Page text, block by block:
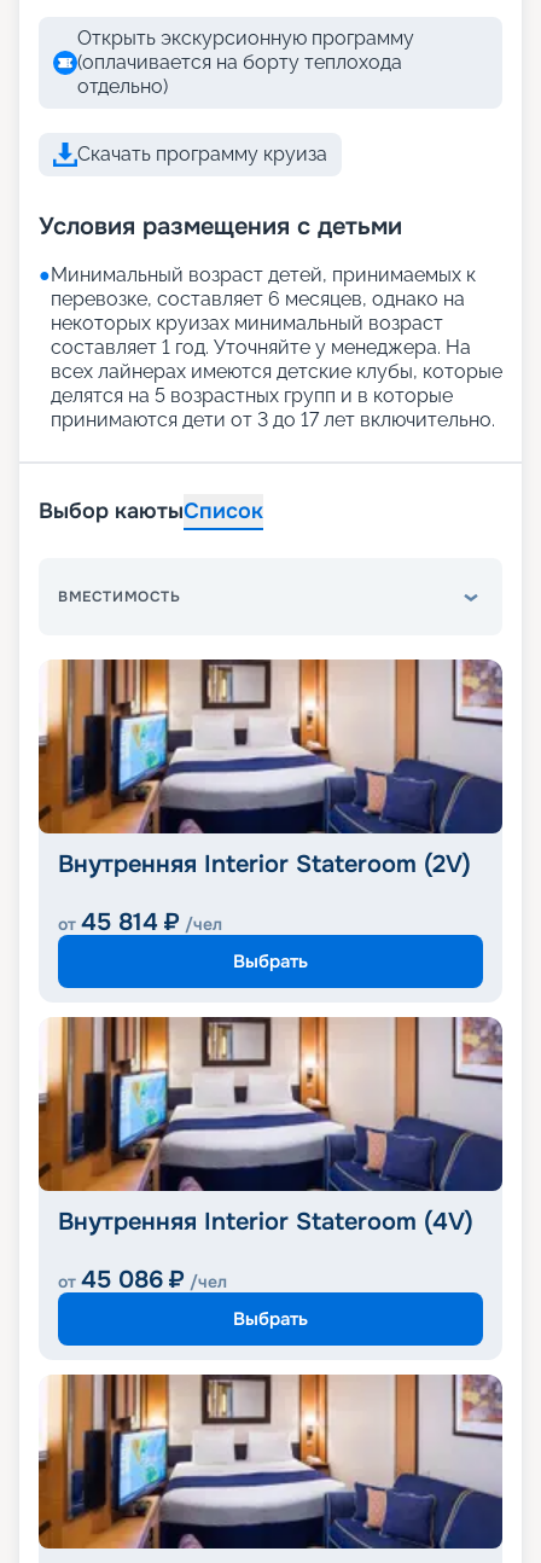
Открыть экскурсионную программу
(оплачивается на борту теплохода
отдельно)
Скачать программу круиза
Условия размещения с детьми
●Минимальный возраст детей, принимаемых к
перевозке, составляет 6 месяцев, однако на
некоторых круизах минимальный возраст
составляет 1 год. Уточняйте у менеджера. На
всех лайнерах имеются детские клубы, которые
делятся на 5 возрастных групп и в которые
принимаются дети от 3 до 17 лет включительно.
Выбор каютыСписок
ВМЕСТИМОСТЬ
Внутренняя Interior Stateroom (2V)
от 45 814 ₽ /чел
Выбрать
Внутренняя Interior Stateroom (4V)
от 45 086 ₽ /чел
Выбрать